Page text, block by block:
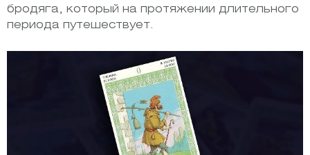
бродяга, который на протяжении длительного
периода путешествует.